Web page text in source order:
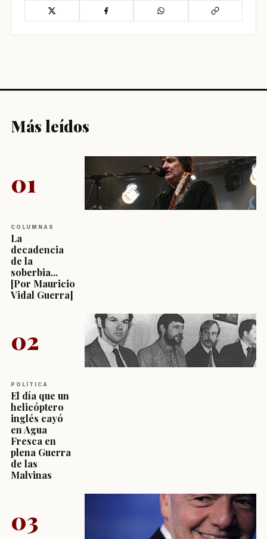
Más leídos
01
COLUMNAS
La
decadencia
de la
soberbia...
[Por Mauricio
Vidal Guerra]
02
POLÍTICA
El día que un
helicóptero
inglés cayó
en Agua
Fresca en
plena Guerra
de las
Malvinas
03